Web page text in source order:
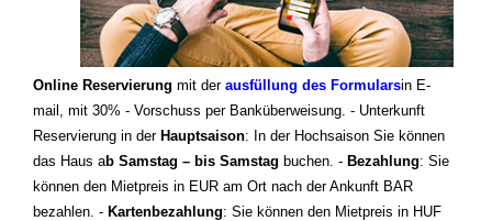
Online Reservierung mit der ausfüllung des Formularsin E-
mail, mit 30% - Vorschuss per Banküberweisung. - Unterkunft
Reservierung in der Hauptsaison: In der Hochsaison Sie können
das Haus ab Samstag – bis Samstag buchen. - Bezahlung: Sie
können den Mietpreis in EUR am Ort nach der Ankunft BAR
bezahlen. - Kartenbezahlung: Sie können den Mietpreis in HUF